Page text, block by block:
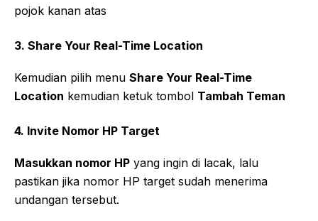
pojok kanan atas
3. Share Your Real-Time Location
Kemudian pilih menu Share Your Real-Time
Location kemudian ketuk tombol Tambah Teman
4. Invite Nomor HP Target
Masukkan nomor HP yang ingin di lacak, lalu
pastikan jika nomor HP target sudah menerima
undangan tersebut.